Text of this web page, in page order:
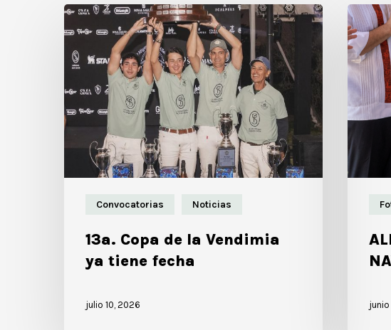
Convocatorias Noticias
13a. Copa de la Vendimia
ya tiene fecha
julio 10, 2026 junio